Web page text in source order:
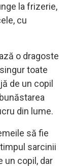
la frizerie,
cu
o dragoste
toate
de un copil
din lume.
să fie
sarcinii
un copil, dar